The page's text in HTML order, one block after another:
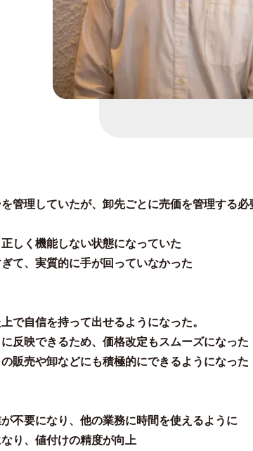
管理していたが、卸先ごとに売価を管理する
しく機能しない状態になっていた
て、実質的に手が回っていなかった
で自信を持って出せるようになった。
反映できるため、価格改定もスムーズになった
販売や卸などにも積極的にできるようになった
不要になり、他の業務に時間を使えるように
り、値付けの精度が向上